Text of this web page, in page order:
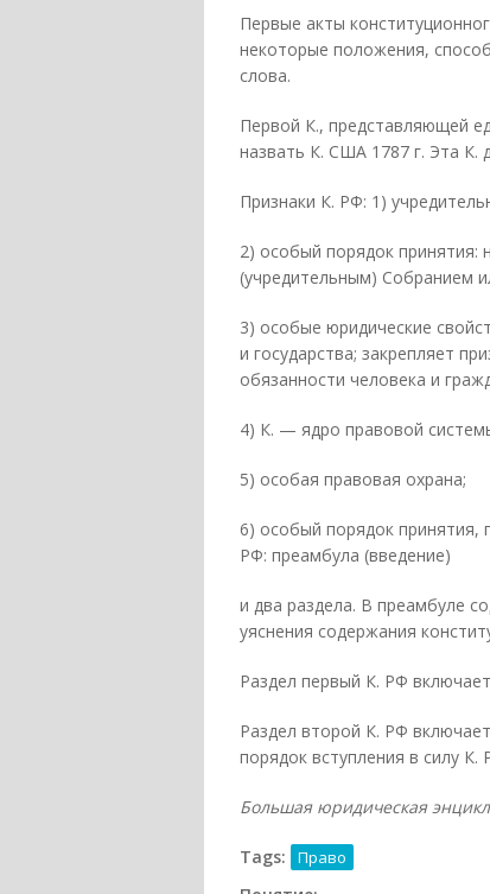
Первые акты
некоторые положения,
слова.
Первой К., представляющей
назвать К. США 1787 г. Эта К.
Признаки К. РФ: 1)
2) особый порядок
(учредительным) Собранием
3) особые юридические
и государства; закрепляет
обязанности человека и
4) К. — ядро правовой
5) особая правовая охрана;
6) особый порядок принятия,
РФ: преамбула (введение)
и два раздела. В преамбуле
уяснения содержания
Раздел первый К. РФ
Раздел второй К. РФ
порядок вступления в силу К.
Большая юридическая
Tags: Право